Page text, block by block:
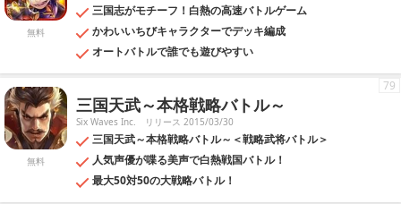
無料
三国志がモチーフ！白熱の高速バトルゲーム
かわいいちびキャラクターでデッキ編成
オートバトルで誰でも遊びやすい
無料
三国天武～本格戦略バトル～
Six Waves Inc. リリース 2015/03/30
三国天武～本格戦略バトル～＜戦略武将バトル＞
人気声優が喋る美声で白熱戦国バトル！
最大50対50の大戦略バトル！
79